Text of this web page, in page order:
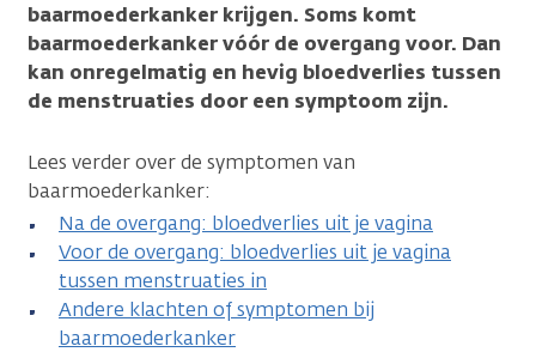
baarmoederkanker krijgen. Soms komt
baarmoederkanker vóór de overgang voor. Dan
kan onregelmatig en hevig bloedverlies tussen
de menstruaties door een symptoom zijn.
Lees verder over de symptomen van
baarmoederkanker:
Na de overgang: bloedverlies uit je vagina
Voor de overgang: bloedverlies uit je vagina
tussen menstruaties in
Andere klachten of symptomen bij
baarmoederkanker